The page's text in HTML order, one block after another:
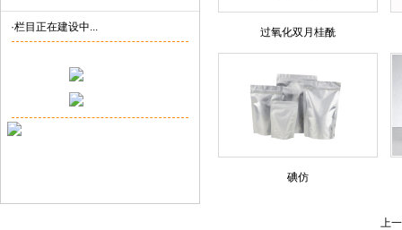
·栏目正在建设中...
过氧化双月桂酰
碘仿
上